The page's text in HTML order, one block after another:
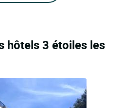
hôtels 3 étoiles les